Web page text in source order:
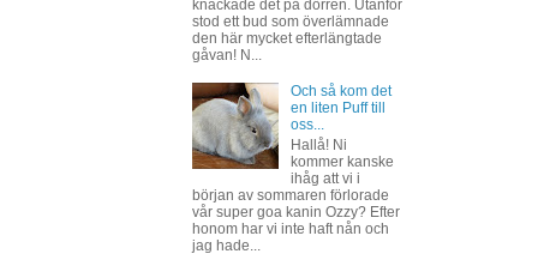
knackade det på dörren. Utanför
stod ett bud som överlämnade
den här mycket efterlängtade
gåvan! N...
Och så kom det
en liten Puff till
oss...
Hallå! Ni
kommer kanske
ihåg att vi i
början av sommaren förlorade
vår super goa kanin Ozzy? Efter
honom har vi inte haft nån och
jag hade...